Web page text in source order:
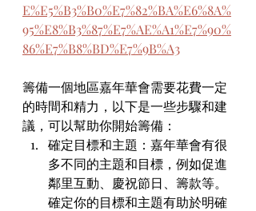
E%E5%B3%B0%E7%82%BA%E6%8A%
95%E8%B3%87%E7%AE%A1%E7%90%
86%E7%B8%BD%E7%9B%A3
籌備一個地區嘉年華會需要花費一定
的時間和精力，以下是一些步驟和建
議，可以幫助你開始籌備：
確定目標和主題：嘉年華會有很
多不同的主題和目標，例如促進
鄰里互動、慶祝節日、籌款等。
確定你的目標和主題有助於明確